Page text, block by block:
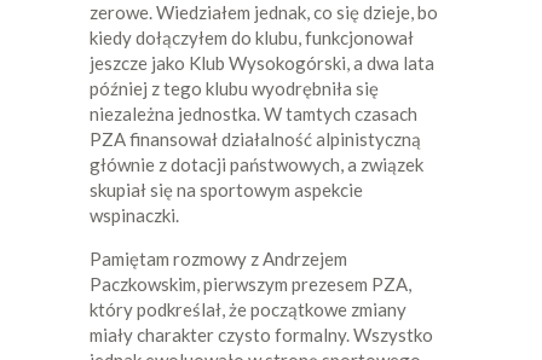
zerowe. Wiedziałem jednak, co się dzieje, bo
kiedy dołączyłem do klubu, funkcjonował
jeszcze jako Klub Wysokogórski, a dwa lata
później z tego klubu wyodrębniła się
niezależna jednostka. W tamtych czasach
PZA finansował działalność alpinistyczną
głównie z dotacji państwowych, a związek
skupiał się na sportowym aspekcie
wspinaczki.
Pamiętam rozmowy z Andrzejem
Paczkowskim, pierwszym prezesem PZA,
który podkreślał, że początkowe zmiany
miały charakter czysto formalny. Wszystko